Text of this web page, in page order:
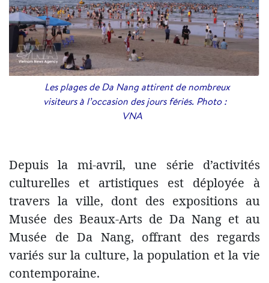
Les plages de Da Nang attirent de nombreux
visiteurs à l’occasion des jours fériés. Photo :
VNA
Depuis la mi-avril, une série d’activités
culturelles et artistiques est déployée à
travers la ville, dont des expositions au
Musée des Beaux-Arts de Da Nang et au
Musée de Da Nang, offrant des regards
variés sur la culture, la population et la vie
contemporaine.